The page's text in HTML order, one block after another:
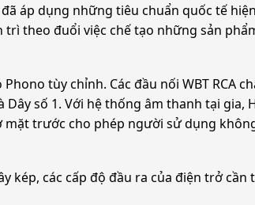
áp dụng những tiêu chuẩn quốc tế
theo đuổi việc chế tạo những sản
tùy chỉnh. Các đầu nối WBT RCA
số 1. Với hệ thống âm thanh tại gia,
mặt trước cho phép người sử dụng
kép, các cấp độ đầu ra của điện trở cần